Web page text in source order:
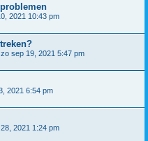
2021 10:43 pm
zo sep 19, 2021 5:47 pm
2021 6:54 pm
2021 1:24 pm